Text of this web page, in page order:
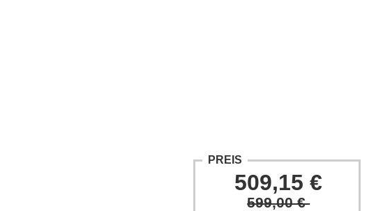
PREIS
509,15 €
599,00 €